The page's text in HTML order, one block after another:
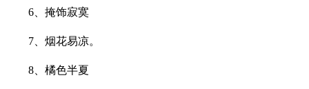
6、掩饰寂寞
7、烟花易凉。
8、橘色半夏